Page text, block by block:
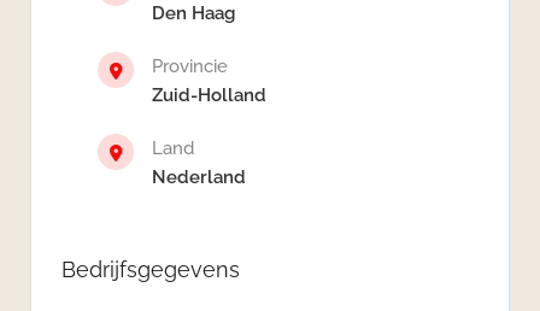
Den Haag
Provincie
Zuid-Holland
Land
Nederland
Bedrijfsgegevens